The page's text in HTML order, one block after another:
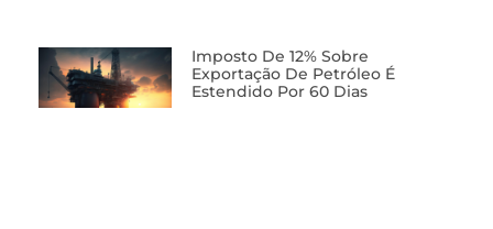
Imposto De 12% Sobre
Exportação De Petróleo É
Estendido Por 60 Dias